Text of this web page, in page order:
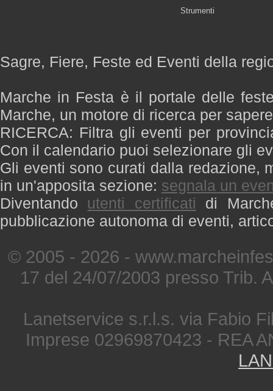
Strumenti
Sagre, Fiere, Feste ed Eventi della
Marche in Festa è il portale delle
Marche, un motore di ricerca per
RICERCA: Filtra gli eventi per
Con il calendario puoi selezionare gli
Gli eventi sono curati dalla redazione,
in un'apposita sezione: segnala un
Diventando utenti certificati di
pubblicazione autonoma di eventi,
© 2005 - 2026 -
17 del 24/07/2003 presso Trib.
Lanetservice s.r.l.s. via Fabio
Imprese 02969870423 - REA